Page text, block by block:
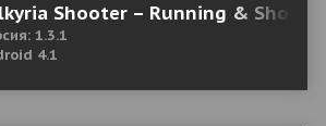
Shooter – Running &
1.3.1
4.1